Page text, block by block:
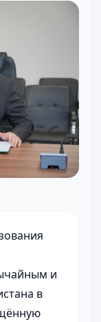
и
в